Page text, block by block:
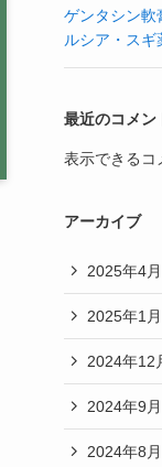
ゲンタシン軟
ルシア・スギ
最近のコメン
表示できるコ
アーカイブ
2025年4月
2025年1月
2024年12
2024年9月
2024年8月